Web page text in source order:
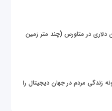
4.3 میلیون دلاری در متاورس (چند متر زمین
زندگی مردم در جهان دیجیتال را